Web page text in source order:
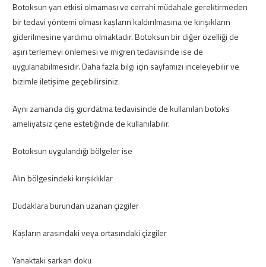
Botoksun yan etkisi olmaması ve cerrahi müdahale gerektirmeden
bir tedavi yöntemi olması kaşların kaldırılmasına ve kırışıkların
giderilmesine yardımcı olmaktadır. Botoksun bir diğer özelliği de
aşırı terlemeyi önlemesi ve migren tedavisinde ise de
uygulanabilmesidir. Daha fazla bilgi için sayfamızı inceleyebilir ve
bizimle iletişime geçebilirsiniz.
Aynı zamanda diş gıcırdatma tedavisinde de kullanılan botoks
ameliyatsız çene estetiğinde de kullanılabilir.
Botoksun uygulandığı bölgeler ise
Alın bölgesindeki kırışıklıklar
Dudaklara burundan uzanan çizgiler
Kaşların arasındaki veya ortasındaki çizgiler
Yanaktaki sarkan doku